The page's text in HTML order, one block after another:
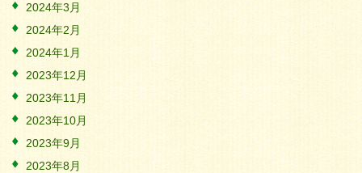
2024年3月
2024年2月
2024年1月
2023年12月
2023年11月
2023年10月
2023年9月
2023年8月